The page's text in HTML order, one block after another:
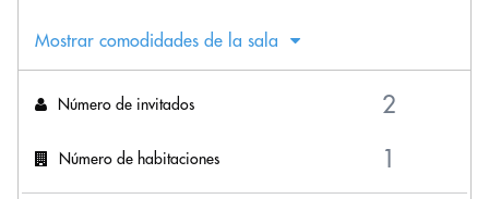
Mostrar comodidades de la sala
Número de invitados
Número de habitaciones